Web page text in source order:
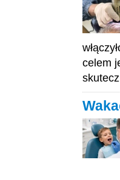
celem